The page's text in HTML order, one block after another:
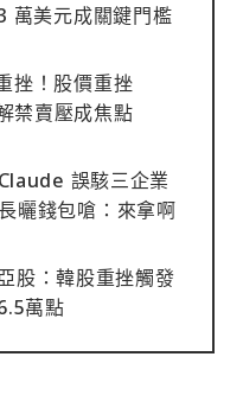
萬美元成關鍵門檻
挫！股價重挫
禁賣壓成焦點
誤駭三企業
曬錢包嗆：來拿啊
股：韓股重挫觸發
萬點